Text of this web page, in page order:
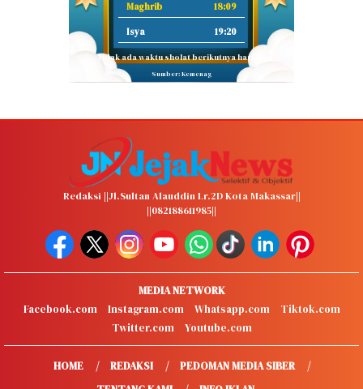
Maghrib 18:09
Isya 19:20
Tidak ada waktu sholat berikutnya hari ini.
Sumber: Kemenag
Redaksi ||Jl.Sultan Alauddin Lr.2D Kota Makassar||
||082188611985||
MEDIA NETWORK
Facebook.com
Instagram.com Whatsapp.com
Tiktok.com
Twitter.com
Youtube.com
HOME REDAKSI
PEDOMAN MEDIA SIBER